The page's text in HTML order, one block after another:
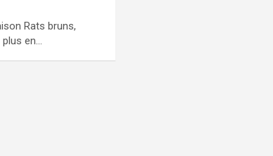
Rats bruns,
en…